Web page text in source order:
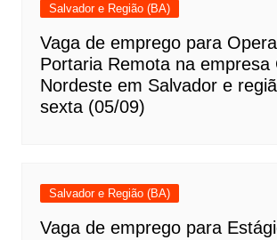
Salvador e Região (BA)
Vaga de emprego para
Portaria Remota na empresa
Nordeste em Salvador e
sexta (05/09)
Salvador e Região (BA)
Vaga de emprego para